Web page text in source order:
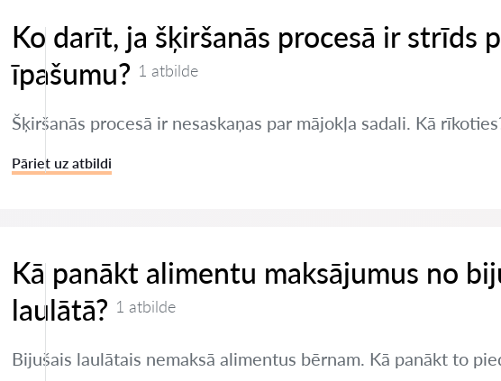
Ko darīt, ja šķiršanās procesā ir strīds
īpašumu? 1 atbilde
Šķiršanās procesā ir nesaskaņas par mājokļa sadali. Kā
Pāriet uz atbildi
Kā panākt alimentu maksājumus no
laulātā? 1 atbilde
Bijušais laulātais nemaksā alimentus bērnam. Kā panākt to